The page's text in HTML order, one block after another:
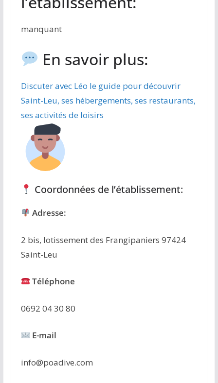
manquant
En savoir plus:
Discuter avec Léo le guide pour découvrir
Saint-Leu, ses hébergements, ses restaurants,
ses activités de loisirs
Coordonnées de l’établissement:
Adresse:
2 bis, lotissement des Frangipaniers 97424
Saint-Leu
Téléphone
0692 04 30 80
E-mail
info@poadive.com